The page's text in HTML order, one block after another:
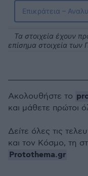
Ακολουθήστε το
και μάθετε πρώτοι
Δείτε όλες τις
και τον Κόσμο, τη
Protothema.gr